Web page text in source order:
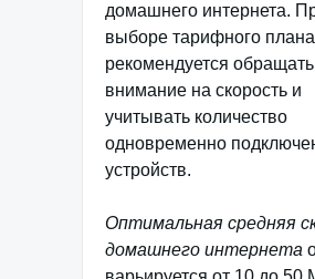
домашнего интернета.
выборе тарифного плана
рекомендуется обращать
внимание на скорость и
учитывать количество
одновременно
устройств.
Оптимальная средняя
домашнего интернета